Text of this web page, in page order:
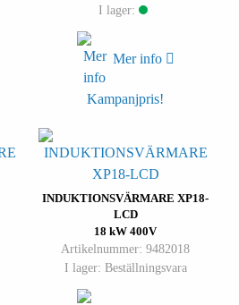
I lager:
Mer info
Kampanjpris!
INDUKTIONSVÄRMARE XP18-
LCD
18 kW 400V
Artikelnummer: 9482018
I lager: Beställningsvara